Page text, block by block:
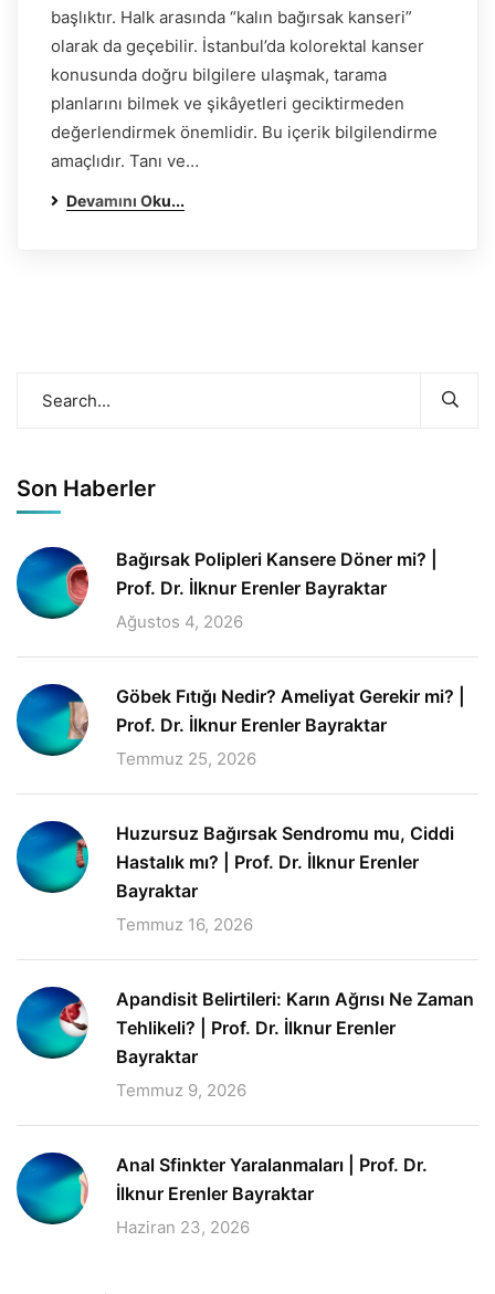
başlıktır. Halk arasında “kalın bağırsak kanseri”
olarak da geçebilir. İstanbul’da kolorektal kanser
konusunda doğru bilgilere ulaşmak, tarama
planlarını bilmek ve şikâyetleri geciktirmeden
değerlendirmek önemlidir. Bu içerik bilgilendirme
amaçlıdır. Tanı ve…
Devamını Oku...
Son Haberler
Bağırsak Polipleri Kansere Döner mi? |
Prof. Dr. İlknur Erenler Bayraktar
Ağustos 4, 2026
Göbek Fıtığı Nedir? Ameliyat Gerekir mi? |
Prof. Dr. İlknur Erenler Bayraktar
Temmuz 25, 2026
Huzursuz Bağırsak Sendromu mu, Ciddi
Hastalık mı? | Prof. Dr. İlknur Erenler
Bayraktar
Temmuz 16, 2026
Apandisit Belirtileri: Karın Ağrısı Ne Zaman
Tehlikeli? | Prof. Dr. İlknur Erenler
Bayraktar
Temmuz 9, 2026
Anal Sfinkter Yaralanmaları | Prof. Dr.
İlknur Erenler Bayraktar
Haziran 23, 2026